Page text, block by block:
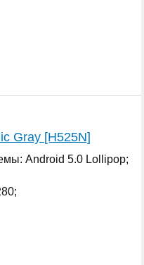
Gray [H525N]
Android 5.0 Lollipop;